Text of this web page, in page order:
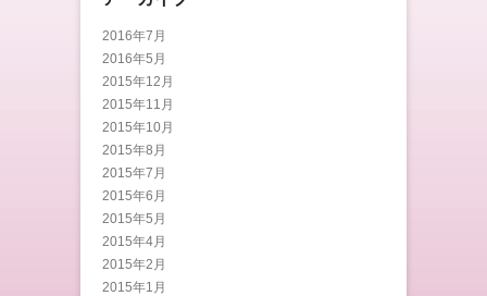
2016年7月
2016年5月
2015年12月
2015年11月
2015年10月
2015年8月
2015年7月
2015年6月
2015年5月
2015年4月
2015年2月
2015年1月